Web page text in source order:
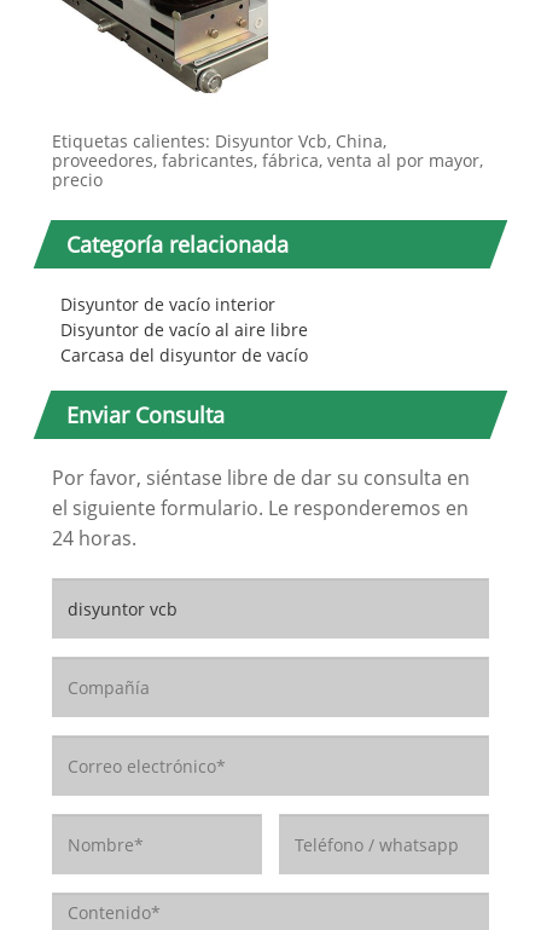
Etiquetas calientes: Disyuntor Vcb, China,
proveedores, fabricantes, fábrica, venta al por mayor,
precio
Categoría relacionada
Disyuntor de vacío interior
Disyuntor de vacío al aire libre
Carcasa del disyuntor de vacío
Enviar Consulta
Por favor, siéntase libre de dar su consulta en
el siguiente formulario. Le responderemos en
24 horas.